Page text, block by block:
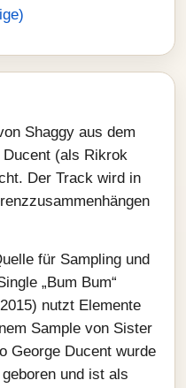
Shaggy aus dem
(als Rikrok
Der Track wird in
für Sampling und
„Bum Bum“
nutzt Elemente
Sample von Sister
George Ducent wurde
und ist als